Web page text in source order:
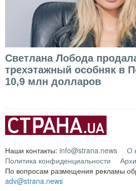
Светлана Лобода
трехэтажный особняк в
10,9 млн долларов
Наши контакты: info@strana.news
О
Политика конфиденциальности
По вопросам размещения рекламы
adv@strana.news